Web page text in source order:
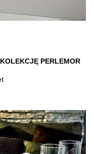
PERLEMOR